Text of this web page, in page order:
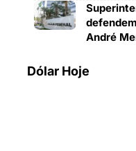
André
Dólar Hoje